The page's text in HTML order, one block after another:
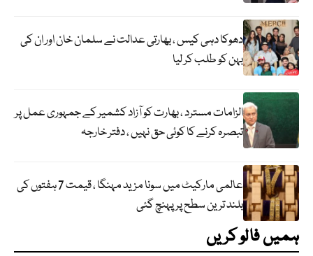
دھوکا دہی کیس ، بھارتی عدالت نے سلمان خان اور ان کی
بہن کو طلب کر لیا
الزامات مسترد ، بھارت کو آزاد کشمیر کے جمہوری عمل پر
تبصرہ کرنے کا کوئی حق نہیں ، دفتر خارجہ
عالمی مارکیٹ میں سونا مزید مہنگا ، قیمت 7 ہفتوں کی
بلند ترین سطح پر پہنچ گئی
ہمیں فالو کریں